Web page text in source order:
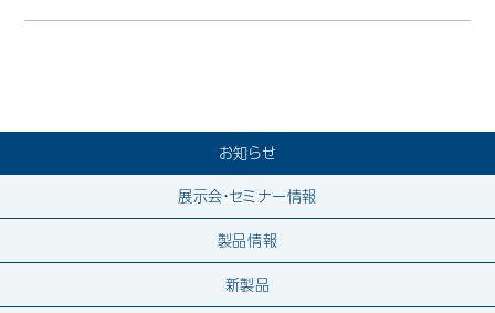
お知らせ
展示会・セミナー情報
製品情報
新製品